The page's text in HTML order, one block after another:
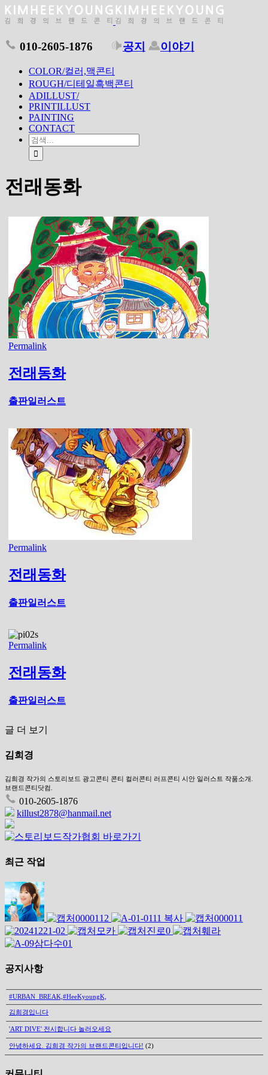
010-2605-1876 공지 이야기
COLOR/컬러,맥콘티
ROUGH/디테일흑백콘티
ADILLUST/
PRINTILLUST
PAINTING
CONTACT
전래동화
Permalink
전래동화
출판일러스트
Permalink
전래동화
출판일러스트
Permalink
전래동화
출판일러스트
글 더 보기
김희경
김희경 작가의 스토리보드 광고콘티 콘티 컬러콘티 러프콘티 시안 일러스트 작품소개.
브랜드콘티닷컴.
010-2605-1876
killust2878@hanmail.net
최근 작업
공지사항
#URBAN_BREAK,#HeeKyoungK,
김희경입니다
'ART DIVE' 전시합니다 놀러오세요
안녕하세요. 김희경 작가의 브랜드콘티입니다! (2)